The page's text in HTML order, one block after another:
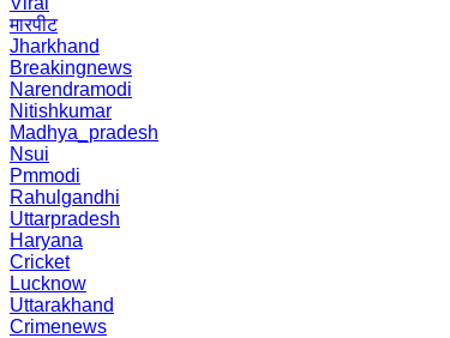
मारपीट
Jharkhand
Breakingnews
Narendramodi
Nitishkumar
Madhya_pradesh
Nsui
Pmmodi
Rahulgandhi
Uttarpradesh
Haryana
Cricket
Lucknow
Uttarakhand
Crimenews